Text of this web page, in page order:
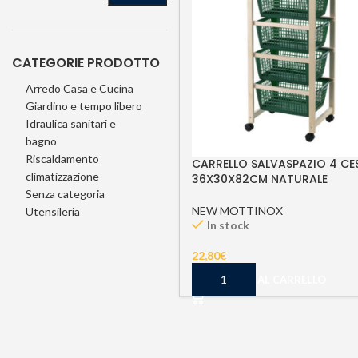
CATEGORIE PRODOTTO
Arredo Casa e Cucina
Giardino e tempo libero
Idraulica sanitari e
bagno
Riscaldamento
climatizzazione
Senza categoria
Utensileria
CARRELLO SALVASPAZIO 4
36X30X82CM NATURALE
NEW MOTTINOX
In stock
22,80€
AGGIUNGI AL CARRELLO